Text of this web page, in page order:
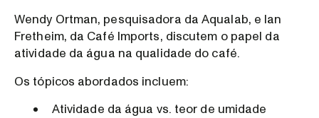
Wendy Ortman, pesquisadora da Aqualab, e Ian
Fretheim, da Café Imports, discutem o papel da
atividade da água na qualidade do café.
Os tópicos abordados incluem:
Atividade da água vs. teor de umidade